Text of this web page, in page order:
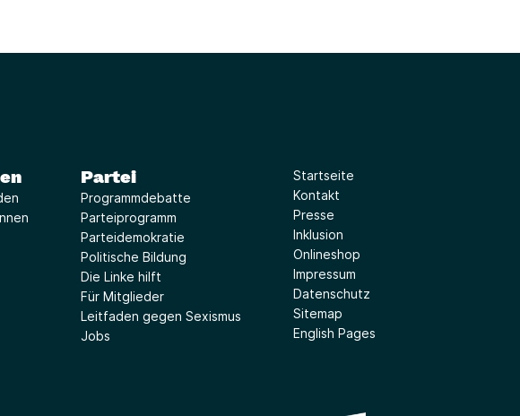
Partei
Programmdebatte
Parteiprogramm
Parteidemokratie
Politische Bildung
Die Linke hilft
Für Mitglieder
Leitfaden gegen Sexismus
Jobs
Startseite
Kontakt
Presse
Inklusion
Onlineshop
Impressum
Datenschutz
Sitemap
English Pages